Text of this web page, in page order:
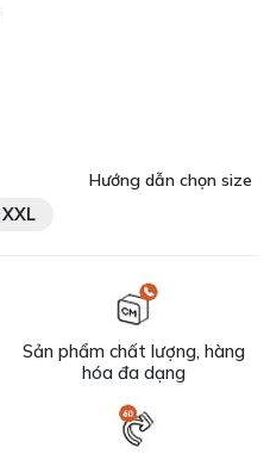
Hướng dẫn chọn size
XXL
Sản phẩm chất lượng, hàng
hóa đa dạng